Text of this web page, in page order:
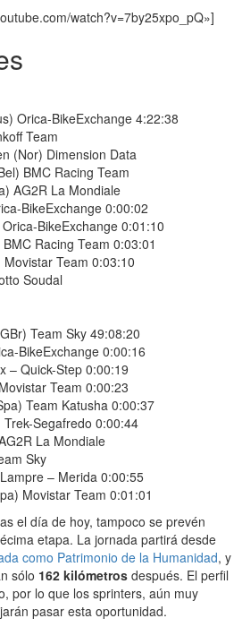
watch?v=7by25xpo_pQ»]
Orica-BikeExchange 4:22:38
Team
(Nor) Dimension Data
BMC Racing Team
AG2R La Mondiale
BikeExchange 0:00:02
BikeExchange 0:01:10
Racing Team 0:03:01
Team 0:03:10
Soudal
Team Sky 49:08:20
BikeExchange 0:00:16
– Quick-Step 0:00:19
Team 0:00:23
Team Katusha 0:00:37
Segafredo 0:00:44
La Mondiale
Sky
– Merida 0:00:55
Movistar Team 0:01:01
el día de hoy, tampoco se prevén
etapa. La jornada partirá desde
como Patrimonio de la Humanidad, y
sólo 162 kilómetros después. El perfil
por lo que los sprinters, aún muy
pasar esta oportunidad.